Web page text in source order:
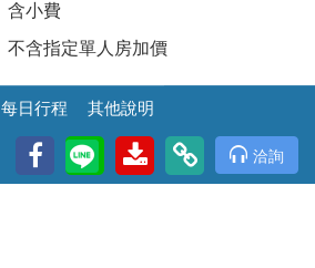
含小費
不含指定單人房加價
每日行程 其他說明
洽詢